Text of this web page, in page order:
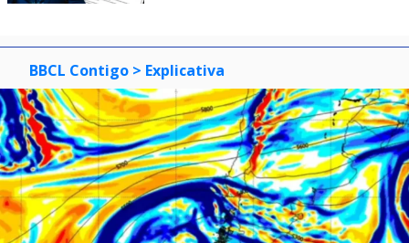
BBCL Contigo > Explicativa